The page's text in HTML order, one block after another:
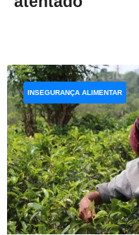
INSEGURANÇA ALIMENTAR